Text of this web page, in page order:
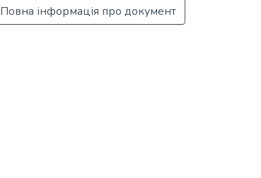
Повна інформація про документ